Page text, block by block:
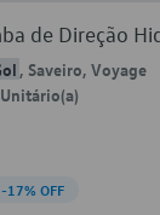
de Direção
, Saveiro, Voyage
Unitário(a)
-17% OFF